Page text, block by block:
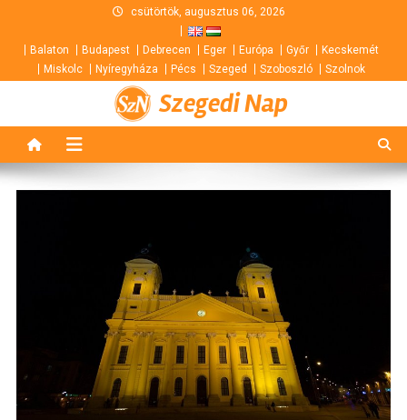
content
csütörtök, augusztus 06, 2026
Balaton Budapest Debrecen Eger Európa Győr
Kecskemét
Miskolc
Nyíregyháza Pécs Szeged Szoboszló Szolnok
Szegedi Nap